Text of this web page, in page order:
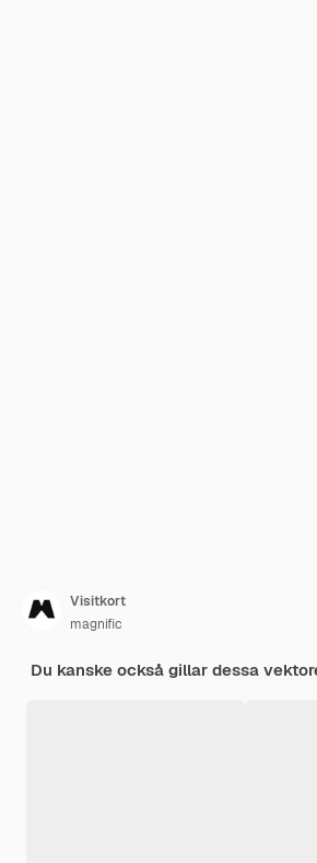
Visitkort
magnific
Du kanske också gillar dessa